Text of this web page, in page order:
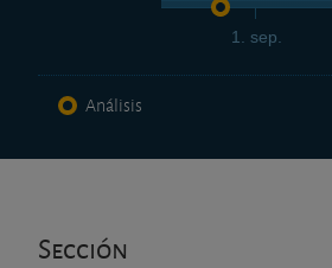
1. sep.
Análisis
Sección